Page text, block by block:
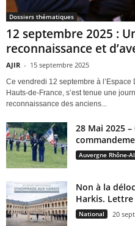
Dossiers thématiques
12 septembre 2025 :
reconnaissance et
AJIR - 15 septembre 2025
Ce vendredi 12 septembre à l’Espace
Hauts-de-France, s’est tenue une
reconnaissance des anciens...
28 Mai 2025
Auvergne Rhône-
Non à la
Harkis.
National 20